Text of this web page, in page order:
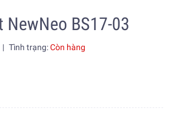
NewNeo BS17-03
| Tình trạng:Còn hàng